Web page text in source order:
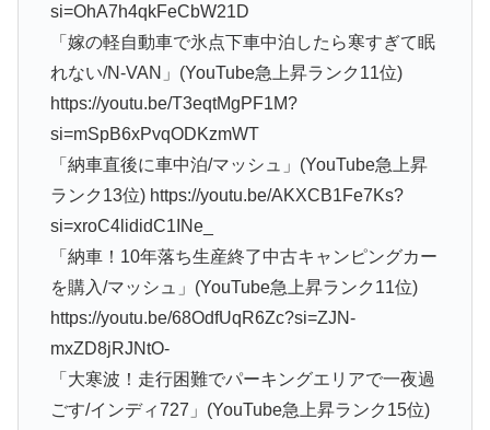
si=OhA7h4qkFeCbW21D
「嫁の軽自動車で氷点下車中泊したら寒すぎて眠
れない/N-VAN」(YouTube急上昇ランク11位)
https://youtu.be/T3eqtMgPF1M?
si=mSpB6xPvqODKzmWT
「納車直後に車中泊/マッシュ」(YouTube急上昇
ランク13位) https://youtu.be/AKXCB1Fe7Ks?
si=xroC4lididC1INe_
「納車！10年落ち生産終了中古キャンピングカー
を購入/マッシュ」(YouTube急上昇ランク11位)
https://youtu.be/68OdfUqR6Zc?si=ZJN-
mxZD8jRJNtO-
「大寒波！走行困難でパーキングエリアで一夜過
ごす/インディ727」(YouTube急上昇ランク15位)